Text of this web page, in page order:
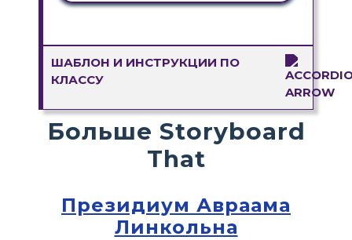
ШАБЛОН И ИНСТРУКЦИИ ПО
КЛАССУ
Больше Storyboard
That
Президиум Авраама
Линкольна